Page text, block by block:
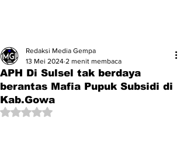
APH Di Sulsel tak berdaya
berantas Mafia Pupuk Subsidi di
Kab.Gowa
Redaksi Media Gempa
13 Mei 2024 2 menit membaca
Dinilai NaN dari 5 bintang.